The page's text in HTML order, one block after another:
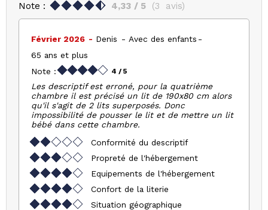
Note : 4,33 / 5 (3 avis)
Février 2026 Denis
Avec des enfants
65 ans et plus
Note :
4 / 5
Les descriptif est erroné, pour la quatrième
chambre il est précisé un lit de 190x80 cm alors
qu'il s'agit de 2 lits superposés. Donc
impossibilité de pousser le lit et de mettre un lit
bébé dans cette chambre.
Conformité du descriptif
Propreté de l'hébergement
Equipements de l'hébergement
Confort de la literie
Situation géographique